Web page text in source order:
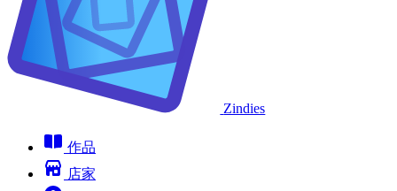
Zindies
作品
店家